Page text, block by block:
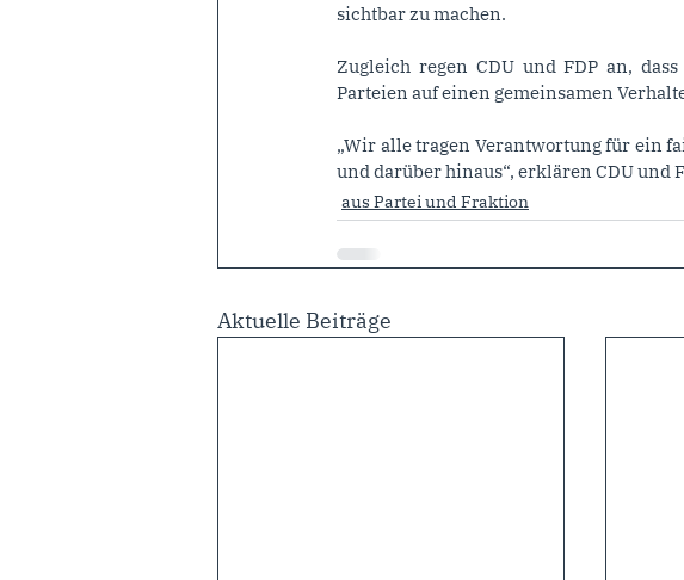
sichtbar zu machen.
Zugleich regen CDU und FDP an,
Parteien auf einen gemeinsamen
„Wir alle tragen Verantwortung für ein
und darüber hinaus“, erklären CDU und
aus Partei und Fraktion
Aktuelle Beiträge